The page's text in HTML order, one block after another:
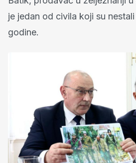
je jedan od civila koji su nestali
godine.